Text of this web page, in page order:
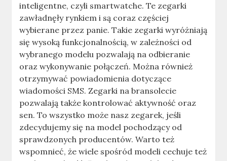
inteligentne, czyli smartwatche. Te zegarki
zawładnęły rynkiem i są coraz częściej
wybierane przez panie. Takie zegarki wyróżniają
się wysoką funkcjonalnością, w zależności od
wybranego modelu pozwalają na odbieranie
oraz wykonywanie połączeń. Można również
otrzymywać powiadomienia dotyczące
wiadomości SMS. Zegarki na bransolecie
pozwalają także kontrolować aktywność oraz
sen. To wszystko może nasz zegarek, jeśli
zdecydujemy się na model pochodzący od
sprawdzonych producentów. Warto też
wspomnieć, że wiele spośród modeli cechuje też